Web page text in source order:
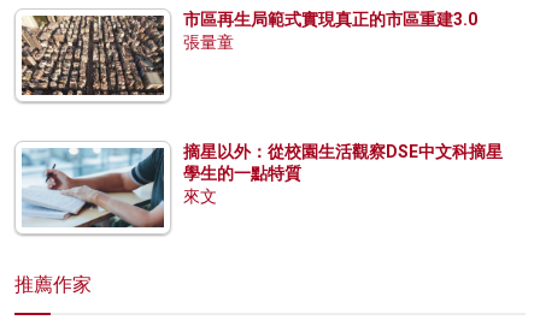
市區再生局範式實現真正的市區重建3.0
張量童
摘星以外：從校園生活觀察DSE中文科摘星
學生的一點特質
來文
推薦作家